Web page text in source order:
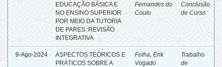
EDUCAÇÃO BÁSICA E
NO ENSINO SUPERIOR
POR MEIO DA TUTORIA
DE PARES: REVISÃO
INTEGRATIVA
Fernandes do
Couto
Conclusão
de Curso
9-Ago-2024
ASPECTOS TEÓRICOS E
PRÁTICOS SOBRE A
Folha, Erik
Vogado
Trabalho
de